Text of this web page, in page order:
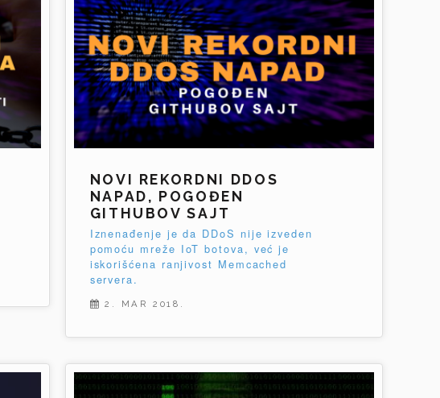
NOVI REKORDNI DDOS
NAPAD, POGOĐEN
GITHUBOV SAJT
Iznenađenje je da DDoS nije izveden
pomoću mreže IoT botova, već je
iskorišćena ranjivost Memcached
servera.
2. MAR 2018.